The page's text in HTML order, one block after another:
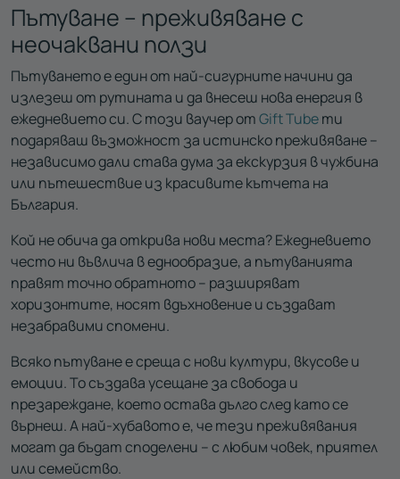
Пътуване – преживяване с
неочаквани ползи
Пътуването е един от най-сигурните начини да
излезеш от рутината и да внесеш нова енергия в
ежедневието си. С този ваучер отGift Tubeти
подаряваш възможност за истинско преживяване –
независимо дали става дума за екскурзия в чужбина
или пътешествие из красивите кътчета на
България.
Кой не обича да открива нови места? Ежедневието
често ни въвлича в еднообразие, а пътуванията
правят точно обратното – разширяват
хоризонтите, носят вдъхновение и създават
незабравими спомени.
Всяко пътуване е среща с нови култури, вкусове и
емоции. То създава усещане за свобода и
презареждане, което остава дълго след като се
върнеш. А най-хубавото е, че тези преживявания
могат да бъдат споделени – с любим човек, приятел
или семейство.